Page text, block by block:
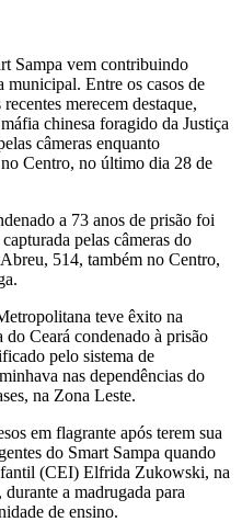
Sampa vem contribuindo
municipal. Entre os casos de
merecem destaque,
chinesa foragido da Justiça
câmeras enquanto
Centro, no último dia 28 de
a 73 anos de prisão foi
pelas câmeras do
514, também no Centro,
teve êxito na
Ceará condenado à prisão
pelo sistema de
nas dependências do
na Zona Leste.
em flagrante após terem sua
do Smart Sampa quando
(CEI) Elfrida Zukowski, na
a madrugada para
de ensino.